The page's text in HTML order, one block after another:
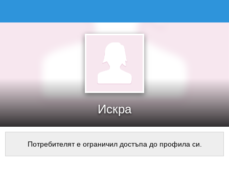
Искра
Потребителят е ограничил достъпа до профила си.